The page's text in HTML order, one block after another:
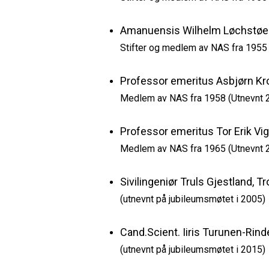
Amanuensis Wilhelm
Stifter og medlem av NAS fra 1955
Professor emeritus Asbjørn
Medlem av NAS fra 1958 (Utnevnt
Professor emeritus Tor Erik
Medlem av NAS fra 1965 (Utnevnt
Sivilingeniør Truls Gjestland,
(utnevnt på jubileumsmøtet i 2005)
Cand.Scient. Iiris Turunen-
(utnevnt på jubileumsmøtet i 2015)